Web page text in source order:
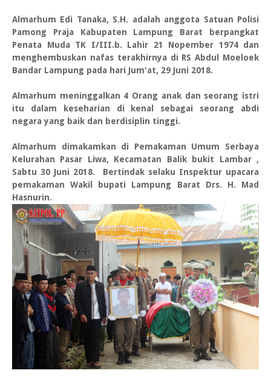
Almarhum Edi Tanaka, S.H. adalah anggota Satuan Polisi
Pamong Praja Kabupaten Lampung Barat berpangkat
Penata Muda TK I/III.b. Lahir 21 Nopember 1974 dan
menghembuskan nafas terakhirnya di RS Abdul Moeloek
Bandar Lampung pada hari Jum'at, 29 Juni 2018.
Almarhum meninggalkan 4 Orang anak dan seorang istri
itu dalam keseharian di kenal sebagai seorang abdi
negara yang baik dan berdisiplin tinggi.
Almarhum dimakamkan di Pemakaman Umum Serbaya
Kelurahan Pasar Liwa, Kecamatan Balik bukit Lambar ,
Sabtu 30 Juni 2018. Bertindak selaku Inspektur upacara
pemakaman Wakil bupati Lampung Barat Drs. H. Mad
Hasnurin.